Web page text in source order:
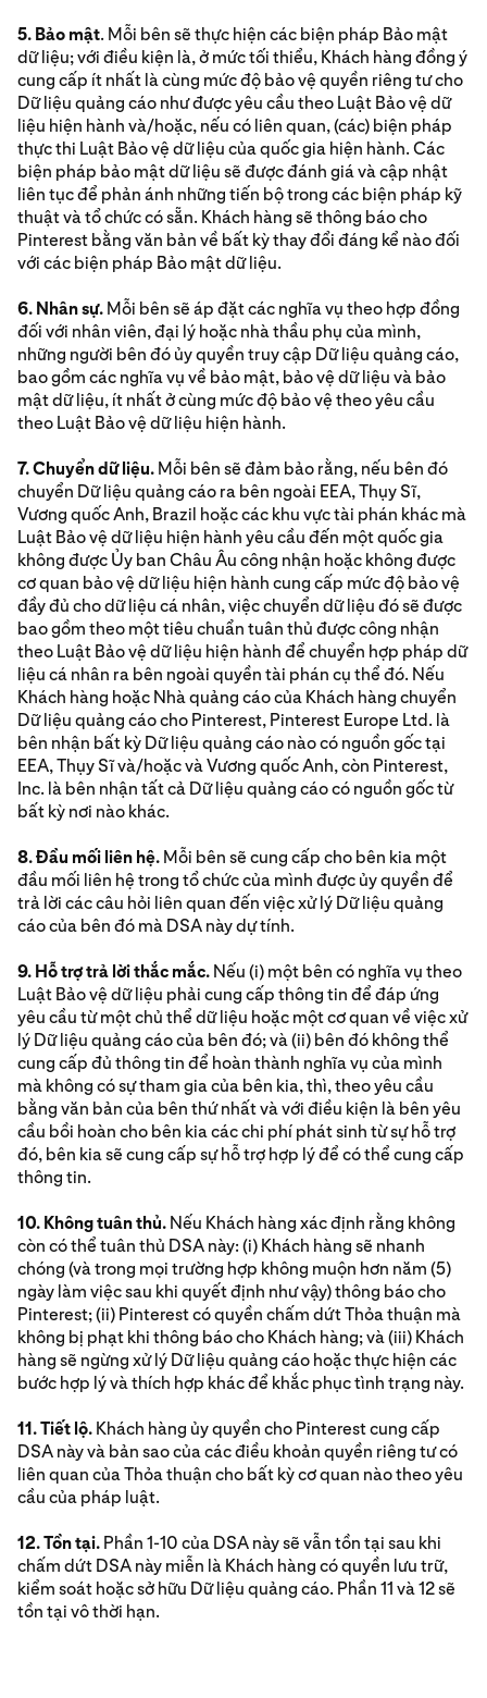
5. Bảo mật. Mỗi bên sẽ thực hiện các biện pháp Bảo mật
dữ liệu; với điều kiện là, ở mức tối thiểu, Khách hàng đồng ý
cung cấp ít nhất là cùng mức độ bảo vệ quyền riêng tư cho
Dữ liệu quảng cáo như được yêu cầu theo Luật Bảo vệ dữ
liệu hiện hành và/hoặc, nếu có liên quan, (các) biện pháp
thực thi Luật Bảo vệ dữ liệu của quốc gia hiện hành. Các
biện pháp bảo mật dữ liệu sẽ được đánh giá và cập nhật
liên tục để phản ánh những tiến bộ trong các biện pháp kỹ
thuật và tổ chức có sẵn. Khách hàng sẽ thông báo cho
Pinterest bằng văn bản về bất kỳ thay đổi đáng kể nào đối
với các biện pháp Bảo mật dữ liệu.
6. Nhân sự. Mỗi bên sẽ áp đặt các nghĩa vụ theo hợp đồng
đối với nhân viên, đại lý hoặc nhà thầu phụ của mình,
những người bên đó ủy quyền truy cập Dữ liệu quảng cáo,
bao gồm các nghĩa vụ về bảo mật, bảo vệ dữ liệu và bảo
mật dữ liệu, ít nhất ở cùng mức độ bảo vệ theo yêu cầu
theo Luật Bảo vệ dữ liệu hiện hành.
7. Chuyển dữ liệu. Mỗi bên sẽ đảm bảo rằng, nếu bên đó
chuyển Dữ liệu quảng cáo ra bên ngoài EEA, Thụy Sĩ,
Vương quốc Anh, Brazil hoặc các khu vực tài phán khác mà
Luật Bảo vệ dữ liệu hiện hành yêu cầu đến một quốc gia
không được Ủy ban Châu Âu công nhận hoặc không được
cơ quan bảo vệ dữ liệu hiện hành cung cấp mức độ bảo vệ
đầy đủ cho dữ liệu cá nhân, việc chuyển dữ liệu đó sẽ được
bao gồm theo một tiêu chuẩn tuân thủ được công nhận
theo Luật Bảo vệ dữ liệu hiện hành để chuyển hợp pháp dữ
liệu cá nhân ra bên ngoài quyền tài phán cụ thể đó. Nếu
Khách hàng hoặc Nhà quảng cáo của Khách hàng chuyển
Dữ liệu quảng cáo cho Pinterest, Pinterest Europe Ltd. là
bên nhận bất kỳ Dữ liệu quảng cáo nào có nguồn gốc tại
EEA, Thụy Sĩ và/hoặc và Vương quốc Anh, còn Pinterest,
Inc. là bên nhận tất cả Dữ liệu quảng cáo có nguồn gốc từ
bất kỳ nơi nào khác.
8. Đầu mối liên hệ. Mỗi bên sẽ cung cấp cho bên kia một
đầu mối liên hệ trong tổ chức của mình được ủy quyền để
trả lời các câu hỏi liên quan đến việc xử lý Dữ liệu quảng
cáo của bên đó mà DSA này dự tính.
9. Hỗ trợ trả lời thắc mắc. Nếu (i) một bên có nghĩa vụ theo
Luật Bảo vệ dữ liệu phải cung cấp thông tin để đáp ứng
yêu cầu từ một chủ thể dữ liệu hoặc một cơ quan về việc xử
lý Dữ liệu quảng cáo của bên đó; và (ii) bên đó không thể
cung cấp đủ thông tin để hoàn thành nghĩa vụ của mình
mà không có sự tham gia của bên kia, thì, theo yêu cầu
bằng văn bản của bên thứ nhất và với điều kiện là bên yêu
cầu bồi hoàn cho bên kia các chi phí phát sinh từ sự hỗ trợ
đó, bên kia sẽ cung cấp sự hỗ trợ hợp lý để có thể cung cấp
thông tin.
10. Không tuân thủ. Nếu Khách hàng xác định rằng không
còn có thể tuân thủ DSA này: (i) Khách hàng sẽ nhanh
chóng (và trong mọi trường hợp không muộn hơn năm (5)
ngày làm việc sau khi quyết định như vậy) thông báo cho
Pinterest; (ii) Pinterest có quyền chấm dứt Thỏa thuận mà
không bị phạt khi thông báo cho Khách hàng; và (iii) Khách
hàng sẽ ngừng xử lý Dữ liệu quảng cáo hoặc thực hiện các
bước hợp lý và thích hợp khác để khắc phục tình trạng này.
11. Tiết lộ. Khách hàng ủy quyền cho Pinterest cung cấp
DSA này và bản sao của các điều khoản quyền riêng tư có
liên quan của Thỏa thuận cho bất kỳ cơ quan nào theo yêu
cầu của pháp luật.
12. Tồn tại. Phần 1-10 của DSA này sẽ vẫn tồn tại sau khi
chấm dứt DSA này miễn là Khách hàng có quyền lưu trữ,
kiểm soát hoặc sở hữu Dữ liệu quảng cáo. Phần 11 và 12 sẽ
tồn tại vô thời hạn.